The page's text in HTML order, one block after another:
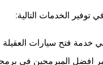
توفير الخدمات التالية:
خدمة فتح سيارات العقيلة
افضل المبرمجين في برمجة